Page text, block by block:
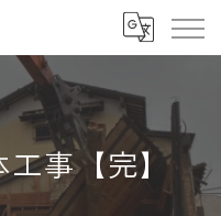
事【完】